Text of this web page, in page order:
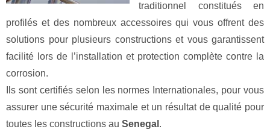
traditionnel constitués en
profilés et des nombreux accessoires qui vous offrent des
solutions pour plusieurs constructions et vous garantissent
facilité lors de l’installation et protection complète contre la
corrosion.
Ils sont certifiés selon les normes Internationales, pour vous
assurer une sécurité maximale et un résultat de qualité pour
toutes les constructions au Senegal .